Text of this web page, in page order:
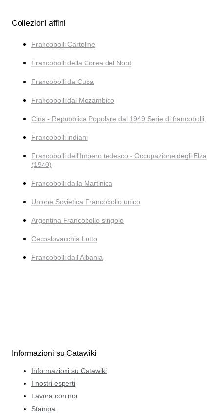
Collezioni affini
Francobolli Cartoline
Francobolli della Corea del Nord
Francobolli da Cuba
Francobolli dal Mozambico
Cina - Repubblica Popolare dal 1949 Serie di francobolli
Francobolli indiani
Francobolli dell'Impero tedesco - Occupazione degli Elza
(1940)
Francobolli dalla Martinica
Unione Sovietica Francobollo unico
Argentina Francobollo singolo
Cecoslovacchia Lotto
Francobolli dall'Albania
Informazioni su Catawiki
Informazioni su Catawiki
I nostri esperti
Lavora con noi
Stampa